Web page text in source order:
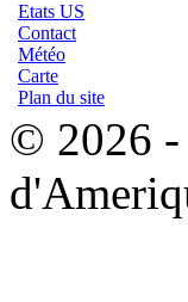
Etats US
Contact
Météo
Carte
Plan du site
© 2026 -